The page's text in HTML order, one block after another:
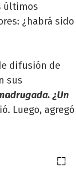
últimos
¿habrá sido
difusión de
sus
¿Un
Luego, agregó